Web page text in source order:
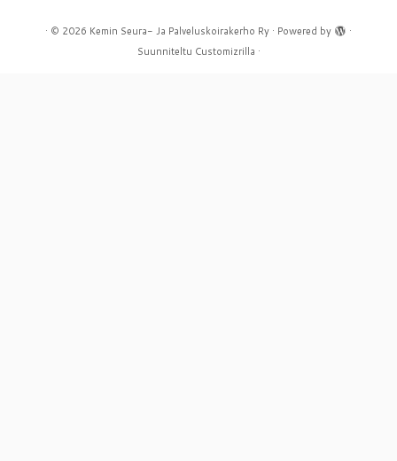
· © 2026 Kemin Seura- Ja Palveluskoirakerho Ry · Powered by
·
Suunniteltu Customizrilla ·